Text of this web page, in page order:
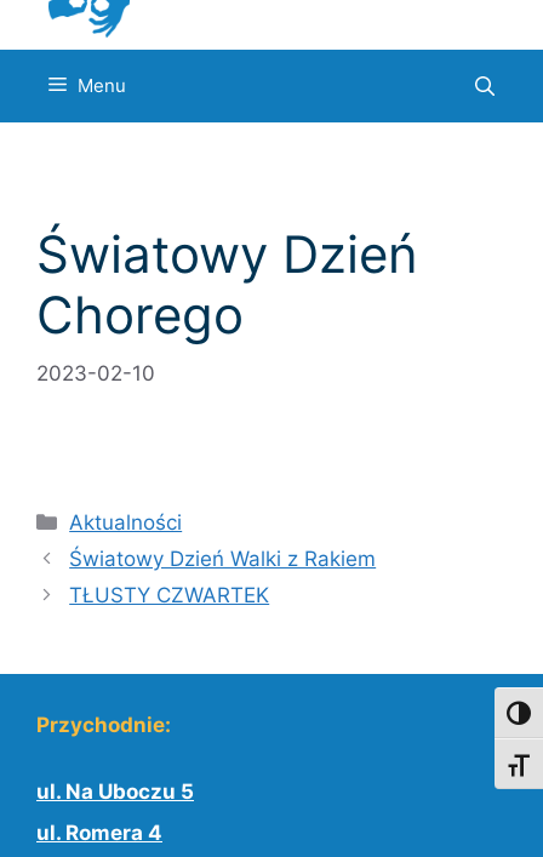
Menu
Światowy Dzień
Chorego
2023-02-10
Kategorie
Aktualności
Światowy Dzień Walki z Rakiem
TŁUSTY CZWARTEK
Przychodnie:
ul. Na Uboczu 5
ul. Romera 4